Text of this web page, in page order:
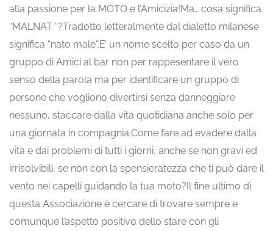
alla passione per la MOTO e l’Amicizia!Ma… cosa significa
“MALNAT “?Tradotto letteralmente dal dialetto milanese
significa “nato male”.E’ un nome scelto per caso da un
gruppo di Amici al bar non per rappesentare il vero
senso della parola ma per identificare un gruppo di
persone che vogliono divertirsi senza danneggiare
nessuno, staccare dalla vita quotidiana anche solo per
una giornata in compagnia.Come fare ad evadere dalla
vita e dai problemi di tutti i giorni, anche se non gravi ed
irrisolvibili, se non con la spensieratezza che ti può dare il
vento nei capelli guidando la tua moto?Il fine ultimo di
questa Associazione è cercare di trovare sempre e
comunque l’aspetto positivo dello stare con gli